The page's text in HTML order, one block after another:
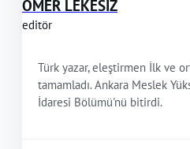
ÖMER LEKESİZ
editör
Türk yazar, eleştirmen İlk ve
tamamladı. Ankara Meslek
İdaresi Bölümü'nü bitirdi.